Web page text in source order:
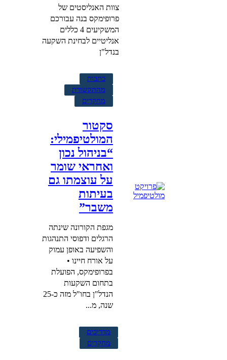
צוות האנליסטים של
פרופימקס בנה עבורכם
המשקיעים 4 כללים
אנליטיים לבחינת השקעה
בנדל"ן
כתבות
מהתקשורת
מחקרים
סקטור
המולטיפמילי:
“בניהול נכון
ואחראי שומר
על עוצמתו גם
בעיתות
משבר”
מגפת הקורונה שינתה
הרגלים ודפוסי התנהגות
והשפיעה באופן עמוק
על אורח חיינו •
בפרופימקס, הפועלת
בתחום השקעות
הנדל"ן בחו"ל מזה כ-25
שנה, מ...
מדריכים
מחקרים